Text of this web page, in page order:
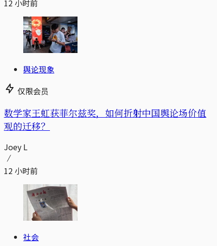
12 小时前
舆论现象
仅限会员
数学家王虹获菲尔兹奖，如何折射中国舆论场价值
观的迁移？
Joey L
12 小时前
社会